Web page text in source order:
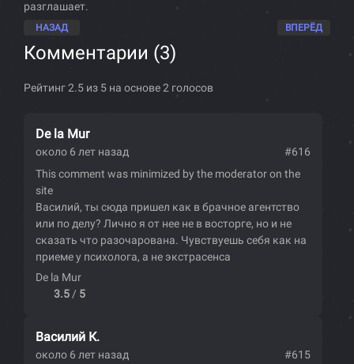
разглашает.
НАЗАД ВПЕРЁД
Комментарии (3)
Рейтинг 2.5 из 5 на основе 2 голосов
De la Mur
около 6 лет назад
#616
This comment was minimized by the moderator on the
site
Василий, ты сюда пришел как в брачное агентство
или по делу? Лично я от нее не в восторге, но и не
сказать что разочарована. Чувствуешь себя как на
приеме у психолога, а не экстрасенса
De la Mur
3.5 / 5
Василий К.
около 6 лет назад
#615